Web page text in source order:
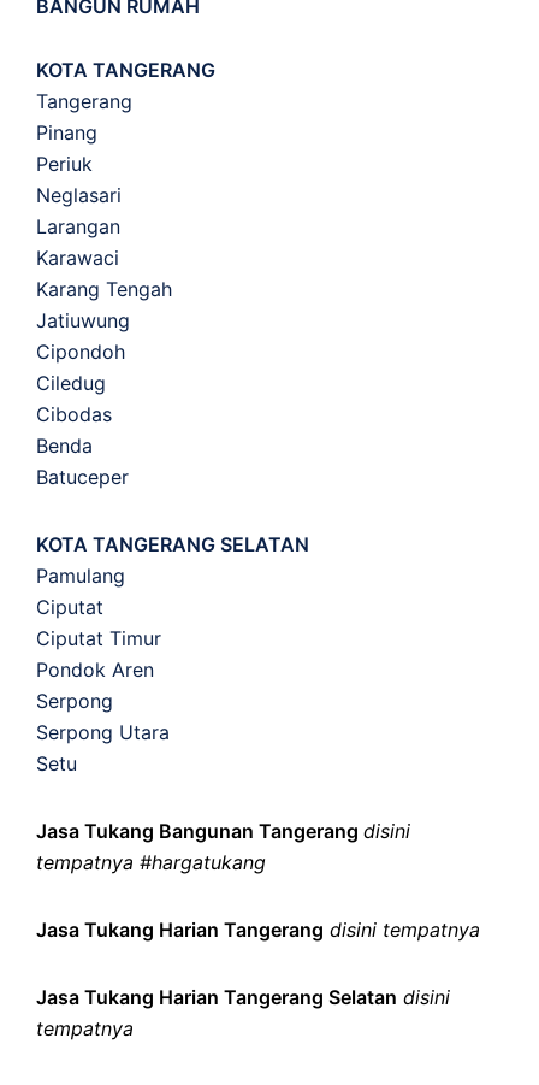
BANGUN RUMAH
KOTA TANGERANG
Tangerang
Pinang
Periuk
Neglasari
Larangan
Karawaci
Karang Tengah
Jatiuwung
Cipondoh
Ciledug
Cibodas
Benda
Batuceper
KOTA TANGERANG SELATAN
Pamulang
Ciputat
Ciputat Timur
Pondok Aren
Serpong
Serpong Utara
Setu
Jasa Tukang Bangunan Tangerang disini
tempatnya #hargatukang
Jasa Tukang Harian Tangerang disini tempatnya
Jasa Tukang Harian Tangerang Selatan disini
tempatnya